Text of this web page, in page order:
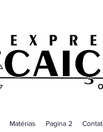
Matérias Pagina 2